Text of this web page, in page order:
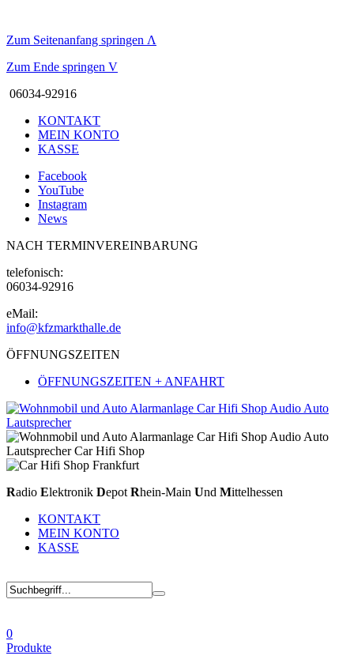
Zum Seitenanfang springen Λ
Zum Ende springen V
06034-92916
KONTAKT
MEIN KONTO
KASSE
Facebook
YouTube
Instagram
News
NACH TERMINVEREINBARUNG
telefonisch:
06034-92916
eMail:
info@kfzmarkthalle.de
ÖFFNUNGSZEITEN
ÖFFNUNGSZEITEN + ANFAHRT
Radio Elektronik Depot Rhein-Main Und Mittelhessen
KONTAKT
MEIN KONTO
KASSE
0
Produkte